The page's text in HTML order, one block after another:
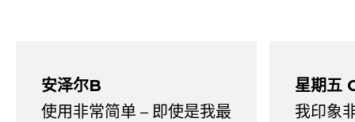
安泽尔B
使用非常简单 – 即使是我最
星期五
我印象